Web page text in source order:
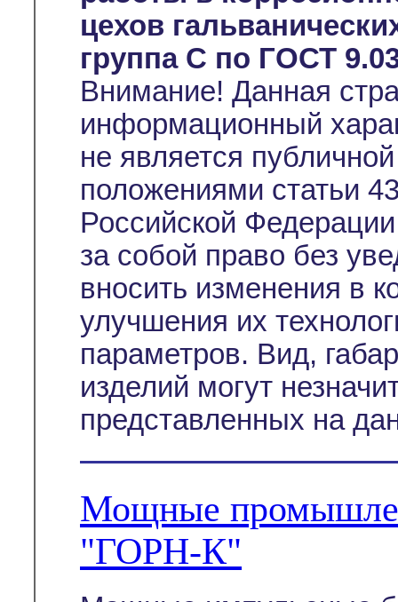
цехов
группа C по ГОСТ
Внимание! Данная
информационный
не является
положениями статьи
Российской
за собой право без
вносить изменения в
улучшения их
параметров. Вид,
изделий могут
представленных на
Мощные
"ГОРН-К"